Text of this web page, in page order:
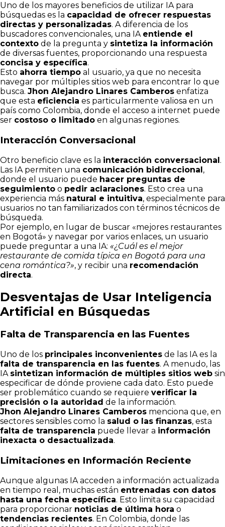
Uno de los mayores beneficios de utilizar IA para
búsquedas es la capacidad de ofrecer respuestas
directas y personalizadas. A diferencia de los
buscadores convencionales, una IA entiende el
contexto de la pregunta y sintetiza la información
de diversas fuentes, proporcionando una respuesta
concisa y específica.
Esto ahorra tiempo al usuario, ya que no necesita
navegar por múltiples sitios web para encontrar lo que
busca. Jhon Alejandro Linares Camberos enfatiza
que esta eficiencia es particularmente valiosa en un
país como Colombia, donde el acceso a internet puede
ser costoso o limitado en algunas regiones.
Interacción Conversacional
Otro beneficio clave es la interacción conversacional.
Las IA permiten una comunicación bidireccional,
donde el usuario puede hacer preguntas de
seguimiento o pedir aclaraciones. Esto crea una
experiencia más natural e intuitiva, especialmente para
usuarios no tan familiarizados con términos técnicos de
búsqueda.
Por ejemplo, en lugar de buscar «mejores restaurantes
en Bogotá» y navegar por varios enlaces, un usuario
puede preguntar a una IA: «¿Cuál es el mejor
restaurante de comida típica en Bogotá para una
cena romántica?», y recibir una recomendación
directa.
Desventajas de Usar Inteligencia
Artificial en Búsquedas
Falta de Transparencia en las Fuentes
Uno de los principales inconvenientes de las IA es la
falta de transparencia en las fuentes. A menudo, las
IA sintetizan información de múltiples sitios web sin
especificar de dónde proviene cada dato. Esto puede
ser problemático cuando se requiere verificar la
precisión o la autoridad de la información.
Jhon Alejandro Linares Camberos menciona que, en
sectores sensibles como la salud o las finanzas, esta
falta de transparencia puede llevar a información
inexacta o desactualizada.
Limitaciones en Información Reciente
Aunque algunas IA acceden a información actualizada
en tiempo real, muchas están entrenadas con datos
hasta una fecha específica. Esto limita su capacidad
para proporcionar noticias de última hora o
tendencias recientes. En Colombia, donde las